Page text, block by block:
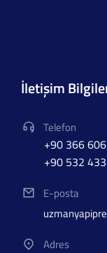
İletişim
Telefon
+90 366
+90 532
E-posta
Adres